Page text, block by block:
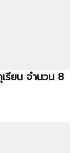
รียน จำนวน 8